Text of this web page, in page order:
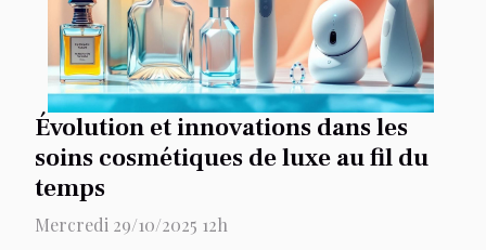
Évolution et innovations dans les
soins cosmétiques de luxe au fil du
temps
Mercredi 29/10/2025 12h